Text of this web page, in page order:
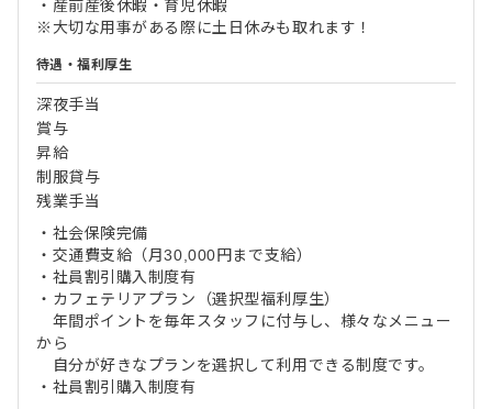
・産前産後休暇・育児休暇
※大切な用事がある際に土日休みも取れます！
待遇・福利厚生
深夜手当
賞与
昇給
制服貸与
残業手当
・社会保険完備
・交通費支給（月30,000円まで支給）
・社員割引購入制度有
・カフェテリアプラン（選択型福利厚生）
年間ポイントを毎年スタッフに付与し、様々なメニュー
から
自分が好きなプランを選択して利用できる制度です。
・社員割引購入制度有